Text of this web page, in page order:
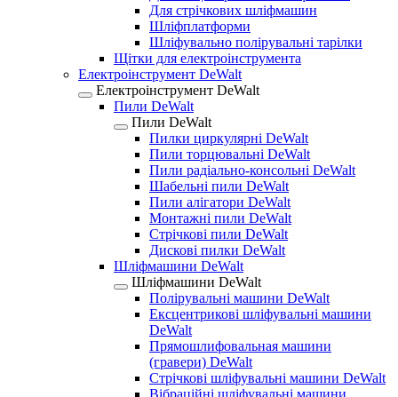
Для стрічкових шліфмашин
Шліфплатформи
Шліфувально полірувальні тарілки
Щітки для електроінструмента
Електроінструмент DeWalt
Електроінструмент DeWalt
Пили DeWalt
Пили DeWalt
Пилки циркулярні DeWalt
Пили торцювальні DeWalt
Пили радіально-консольні DeWalt
Шабельні пили DeWalt
Пили алігатори DeWalt
Монтажні пили DeWalt
Стрічкові пили DeWalt
Дискові пилки DeWalt
Шліфмашини DeWalt
Шліфмашини DeWalt
Полірувальні машини DeWalt
Ексцентрикові шліфувальні машини
DeWalt
Прямошлифовальная машини
(гравери) DeWalt
Стрічкові шліфувальні машини DeWalt
Вібраційні шліфувальні машини